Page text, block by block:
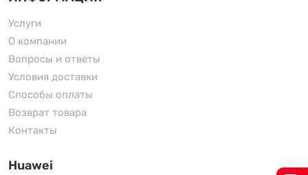
Услуги
О компании
Вопросы и ответы
Условия доставки
Способы оплаты
Возврат товара
Контакты
Huawei